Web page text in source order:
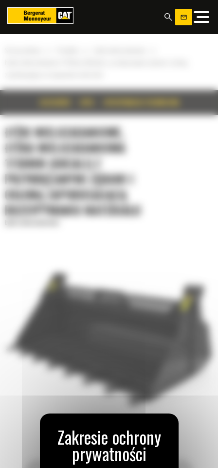
ŁYŻKI WIELOZADANIOWE,
ŁYŻKA WIELOZADANIOWA
1730MM (68CALI) Z
PRZYKRĘCANYMI ZĘBAMI I
OSŁONĄ ZAPOBIEGAJĄCĄ
ROZSYPYWANIU MATERIAŁU
Panel zarządzania plikami cookies